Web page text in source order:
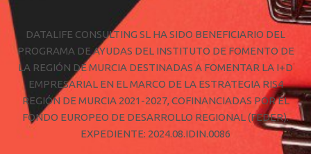
DATALIFE CONSULTING SL HA SIDO BENEFICIARIO DEL
PROGRAMA DE AYUDAS DEL INSTITUTO DE FOMENTO DE
LA REGIÓN DE MURCIA DESTINADAS A FOMENTAR LA I+D
EMPRESARIAL EN EL MARCO DE LA ESTRATEGIA RIS4
REGIÓN DE MURCIA 2021-2027, COFINANCIADAS POR EL
FONDO EUROPEO DE DESARROLLO REGIONAL (FEDER).
EXPEDIENTE: 2024.08.IDIN.0086